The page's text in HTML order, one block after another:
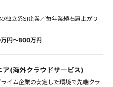
独立系SI企業／毎年業績右肩上がり
円～800万円
ア(海外クラウドサービス)
イム企業の安定した環境で先端クラ